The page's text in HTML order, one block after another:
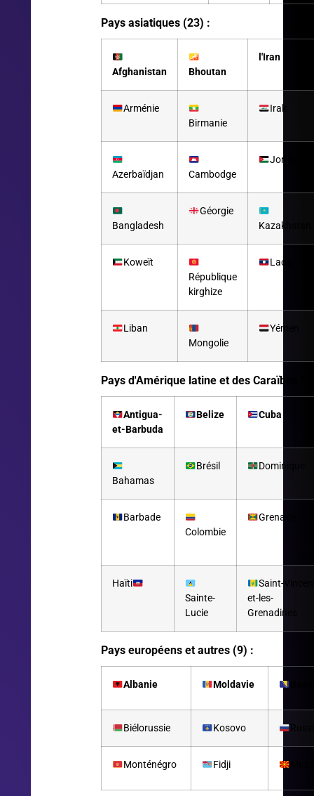
Pays asiatiques (23) :
Afghanistan Bhoutan
l'Iran
Arménie
Birmanie
Irak
Azerbaïdjan Cambodge
Jordanie
Bangladesh
Géorgie
Kazakhstan
Koweït
République
kirghize
Laos
Liban
Mongolie
Yémen
Pays d'Amérique latine et des Caraïbes
Antigua-
et-Barbuda
Belize Cuba
Bahamas
Brésil Dominique
Barbade
Colombie
Grenade
Haïti
Sainte-
Lucie
Saint-
et-les-
Grenadines
Pays européens et autres (9) :
Albanie Moldavie
Biélorussie Kosovo
Monténégro Fidji